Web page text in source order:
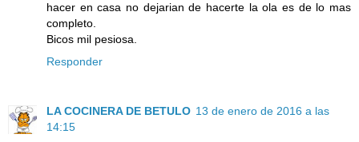
hacer en casa no dejarian de hacerte la ola es de lo mas
completo.
Bicos mil pesiosa.
Responder
LA COCINERA DE BETULO 13 de enero de 2016 a las
14:15